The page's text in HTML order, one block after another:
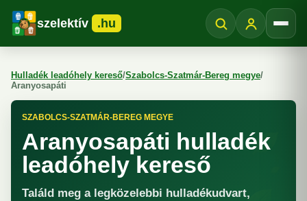
szelektív .hu
Hulladék leadóhely kereső/Szabolcs-Szatmár-Bereg megye/
Aranyosapáti
SZABOLCS-SZATMÁR-BEREG MEGYE
Aranyosapáti hulladék
leadóhely kereső
Találd meg a legközelebbi hulladékudvart,